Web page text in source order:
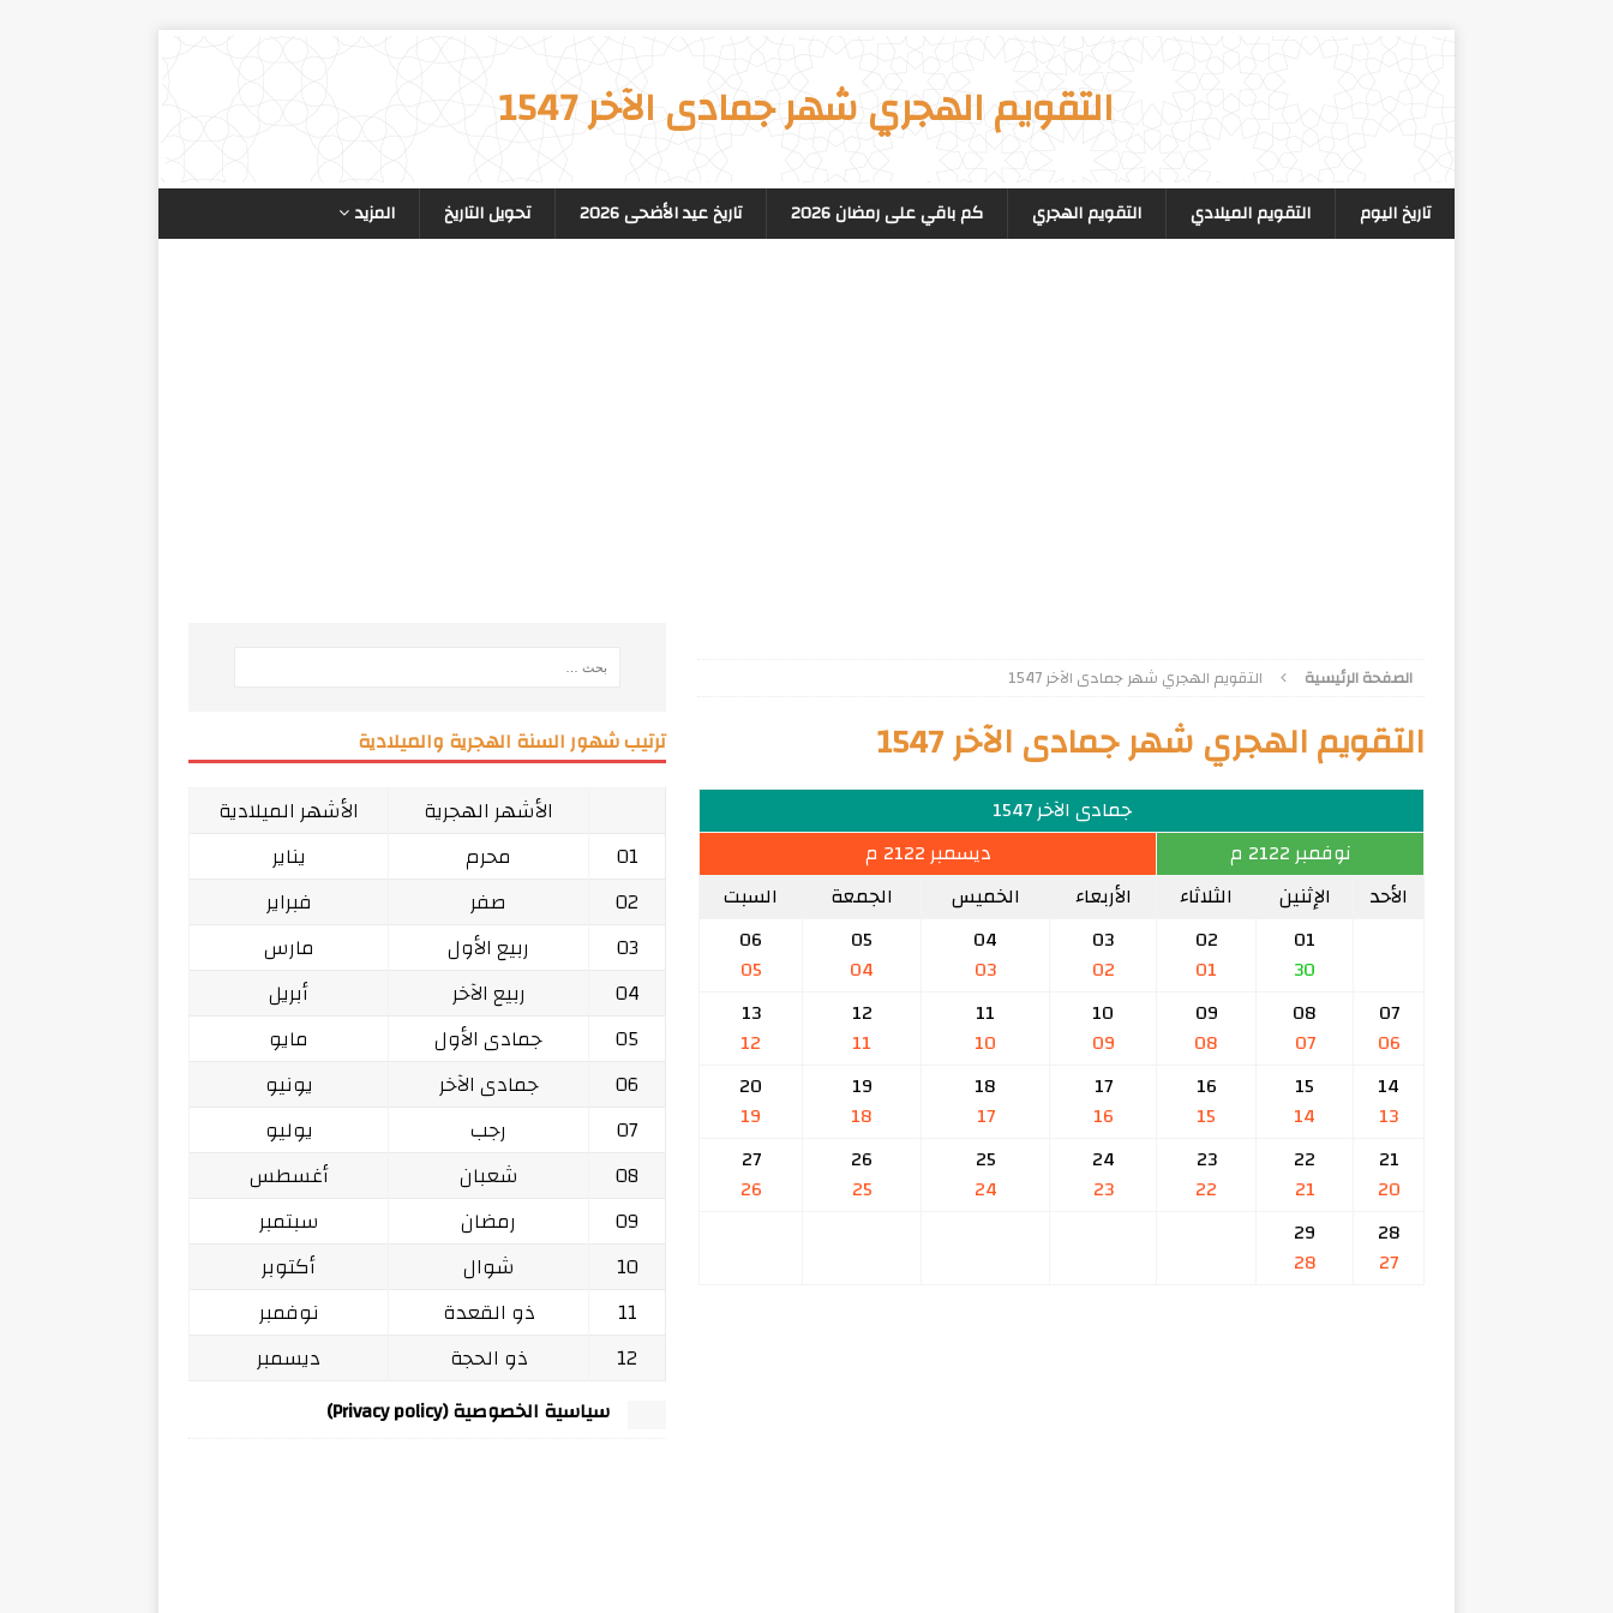
التقويم الهجري شهر جمادى الآخر 1547
تاريخ اليوم التقويم الميلادي التقويم الهجري كم باقي على رمضان 2026 تاريخ عيد الأضحى 2026 تحويل التاريخ المزيد
الصفحة الرئيسية التقويم الهجري شهر جمادى الآخر 1547
التقويم الهجري شهر جمادى الآخر 1547
جمادى الآخر 1547
نوفمبر 2122 م
ديسمبر 2122 م
الأحد
الإثنين الثلاثاء الأربعاء الخميس الجمعة
السبت
01
30
02
01
03
02
04
03
05
04
06
05
07
06
08
07
09
08
10
09
11
10
12
11
13
12
14
13
15
14
16
15
17
16
18
17
19
18
20
19
21
20
22
21
23
22
24
23
25
24
26
25
27
26
28
27
29
28
ترتيب شهور السنة الهجرية والميلادية
الأشهر الهجرية
الأشهر الميلادية
01
محرم
يناير
02
صفر
فبراير
03
ربيع الأول
مارس
04
ربيع الآخر
أبريل
05
جمادى الأول
مايو
06
جمادى الآخر
يونيو
07
رجب
يوليو
08
شعبان
أغسطس
09
رمضان
سبتمبر
10
شوال
أكتوبر
11
ذو القعدة
نوفمبر
12
ذو الحجة ديسمبر
سياسية الخصوصية (Privacy policy)